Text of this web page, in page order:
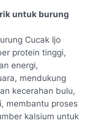
untuk burung
Cucak Ijo
protein tinggi,
energi,
mendukung
kecerahan bulu,
membantu proses
kalsium untuk